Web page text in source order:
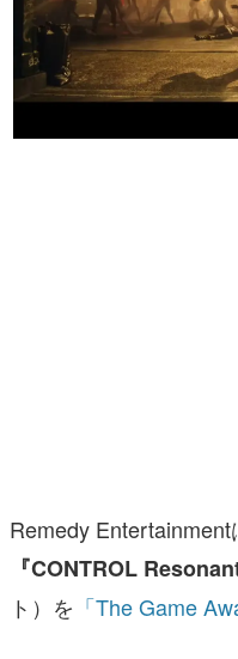
カテゴリ
特集記事
Remedy
『CONTROL Resonant
ト）を 「The Game